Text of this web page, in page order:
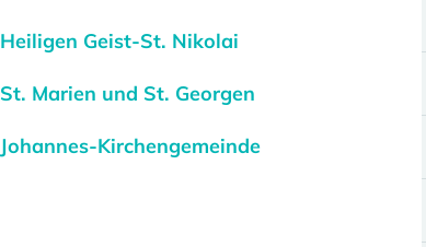
Heiligen Geist-St. Nikolai
St. Marien und St. Georgen
Johannes-Kirchengemeinde